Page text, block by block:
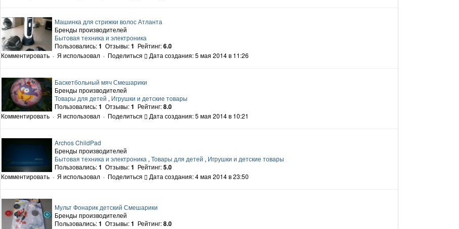
Машинка для стрижки волос Атланта
Бренды производителей
Бытовая техника и электроника
Пользовались:1 Отзывы:1 Рейтинг:6.0
Комментировать · Я использовал · Поделиться Дата создания: 5 мая 2014 в 11:26
Баскетбольный мяч Смешарики
Бренды производителей
Товары для детей , Игрушки и детские товары
Пользовались:1 Отзывы:1 Рейтинг:8.0
Комментировать · Я использовал · Поделиться Дата создания: 5 мая 2014 в 10:21
Archos ChildPad
Бренды производителей
Бытовая техника и электроника , Товары для детей , Игрушки и детские товары
Пользовались:1 Отзывы:1 Рейтинг:5.0
Комментировать · Я использовал · Поделиться Дата создания: 4 мая 2014 в 23:50
Мульт Фонарик детский Смешарики
Бренды производителей
Пользовались:1 Отзывы:1 Рейтинг:8.0